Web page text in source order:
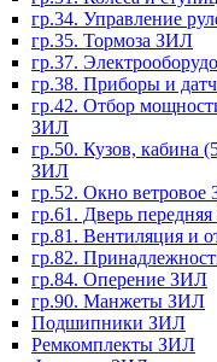
гр.34. Управление
гр.35. Тормоза ЗИЛ
гр.37.
гр.38. Приборы и
гр.42. Отбор
ЗИЛ
гр.50. Кузов, кабина
ЗИЛ
гр.52. Окно ветровое
гр.61. Дверь
гр.81. Вентиляция и
гр.82.
гр.84. Оперение ЗИЛ
гр.90. Манжеты ЗИЛ
Подшипники ЗИЛ
Ремкомплекты ЗИЛ